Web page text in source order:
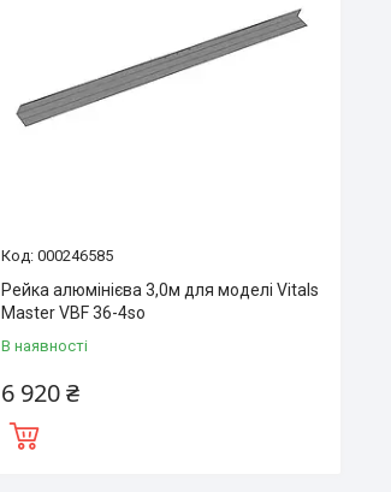
000246585
Рейка алюмінієва 3,0м для моделі Vitals
Master VBF 36-4so
В наявності
6 920 ₴